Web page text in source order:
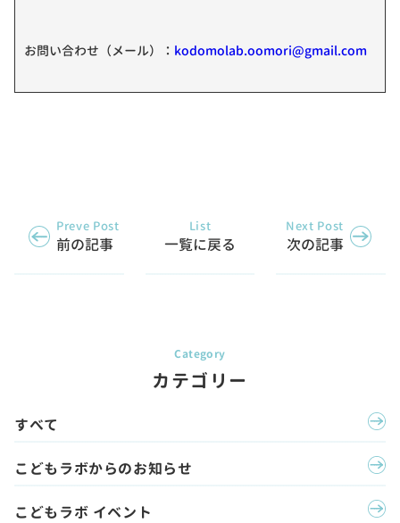
お問い合わせ（メール）： kodomolab.oomori@gmail.com
Preve Post
前の記事
List
一覧に戻る
Next Post
次の記事
カテゴリー
すべて
こどもラボからのお知らせ
こどもラボ イベント